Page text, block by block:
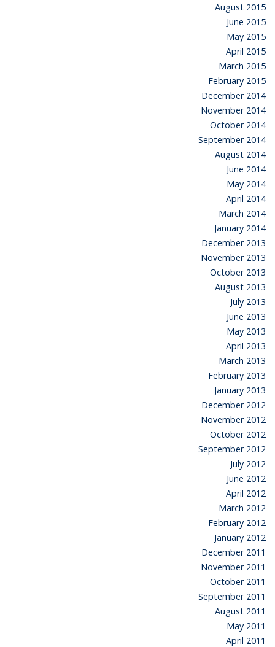
August 2015
June 2015
May 2015
April 2015
March 2015
February 2015
December 2014
November 2014
October 2014
September 2014
August 2014
June 2014
May 2014
April 2014
March 2014
January 2014
December 2013
November 2013
October 2013
August 2013
July 2013
June 2013
May 2013
April 2013
March 2013
February 2013
January 2013
December 2012
November 2012
October 2012
September 2012
July 2012
June 2012
April 2012
March 2012
February 2012
January 2012
December 2011
November 2011
October 2011
September 2011
August 2011
May 2011
April 2011